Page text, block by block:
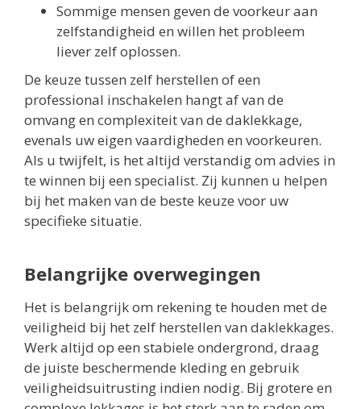
Sommige mensen geven de voorkeur aan
zelfstandigheid en willen het probleem
liever zelf oplossen.
De keuze tussen zelf herstellen of een
professional inschakelen hangt af van de
omvang en complexiteit van de daklekkage,
evenals uw eigen vaardigheden en voorkeuren.
Als u twijfelt, is het altijd verstandig om advies in
te winnen bij een specialist. Zij kunnen u helpen
bij het maken van de beste keuze voor uw
specifieke situatie.
Belangrijke overwegingen
Het is belangrijk om rekening te houden met de
veiligheid bij het zelf herstellen van daklekkages.
Werk altijd op een stabiele ondergrond, draag
de juiste beschermende kleding en gebruik
veiligheidsuitrusting indien nodig. Bij grotere en